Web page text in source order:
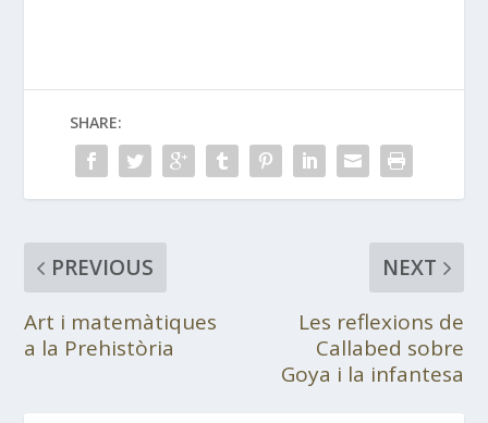
SHARE:
PREVIOUS
Art i matemàtiques
a la Prehistòria
NEXT
Les reflexions de
Callabed sobre
Goya i la infantesa